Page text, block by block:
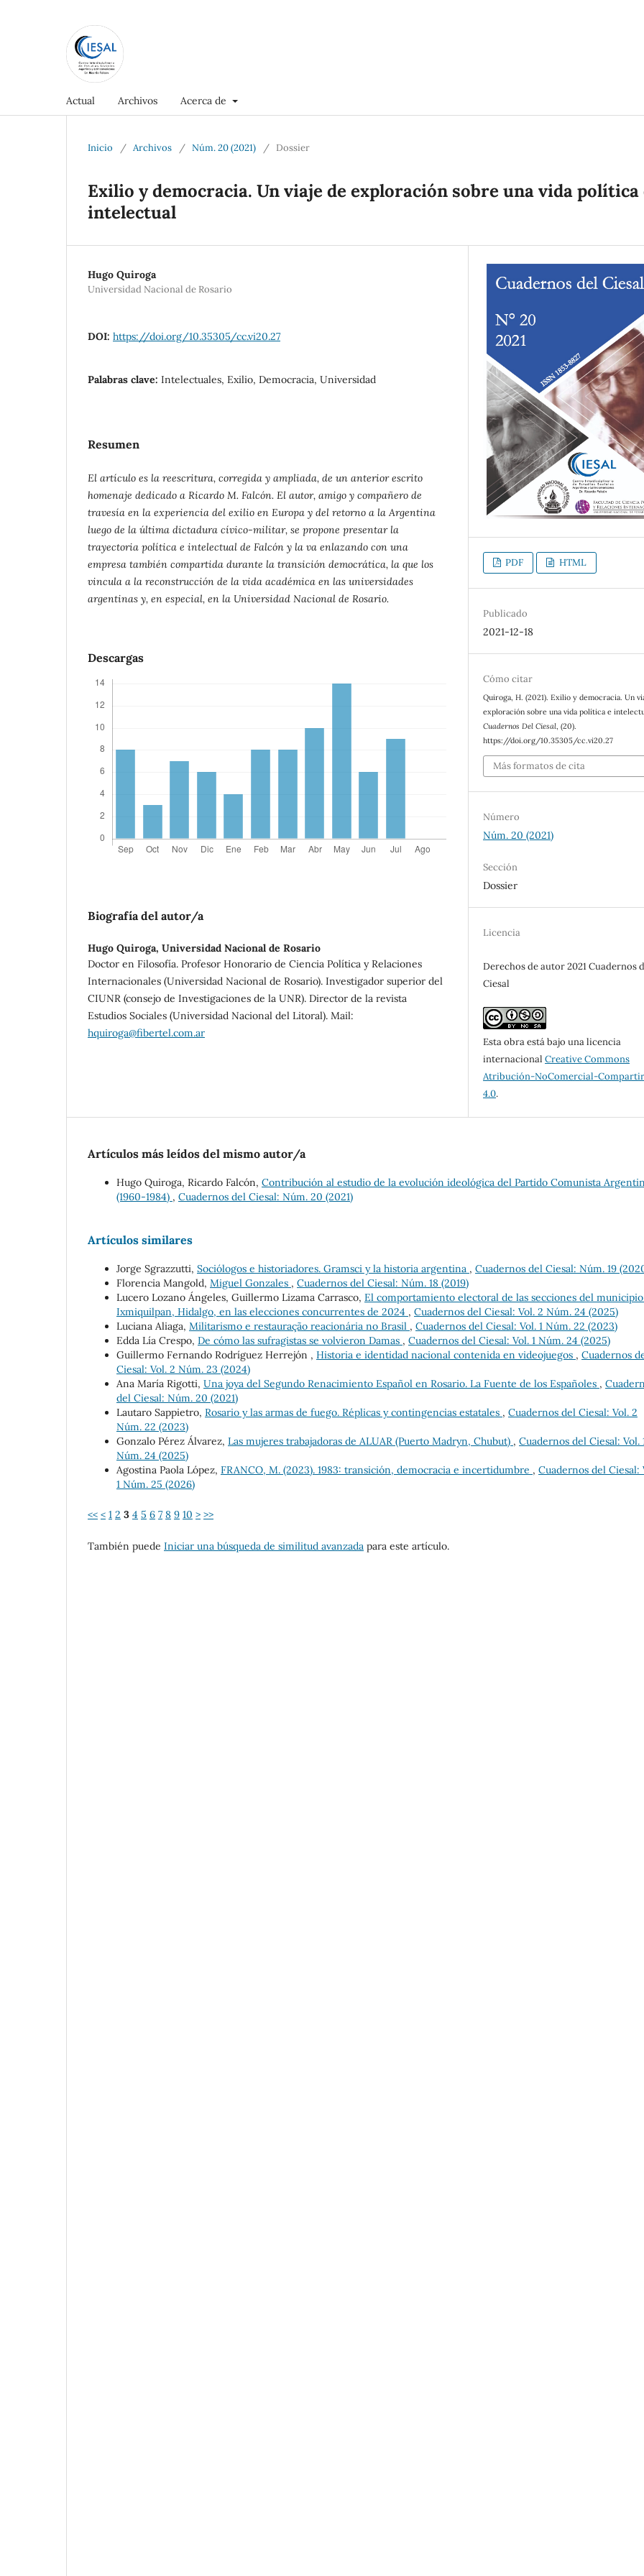
Actual Archivos Acerca de
Inicio / Archivos / Núm. 20 (2021) / Dossier
Exilio y democracia. Un viaje de exploración sobre una vida política
intelectual
Hugo Quiroga
Universidad Nacional de Rosario
DOI: https://doi.org/10.35305/cc.vi20.27
Palabras clave: Intelectuales, Exilio, Democracia, Universidad
Resumen
El artículo es la reescritura, corregida y ampliada, de un anterior escrito
homenaje dedicado a Ricardo M. Falcón. El autor, amigo y compañero de
travesía en la experiencia del exilio en Europa y del retorno a la Argentina
luego de la última dictadura cívico-militar, se propone presentar la
trayectoria política e intelectual de Falcón y la va enlazando con una
empresa también compartida durante la transición democrática, la que los
vincula a la reconstrucción de la vida académica en las universidades
argentinas y, en especial, en la Universidad Nacional de Rosario.
Descargas
Biografía del autor/a
Hugo Quiroga, Universidad Nacional de Rosario
Doctor en Filosofía. Profesor Honorario de Ciencia Política y Relaciones
Internacionales (Universidad Nacional de Rosario). Investigador superior del
CIUNR (consejo de Investigaciones de la UNR). Director de la revista
Estudios Sociales (Universidad Nacional del Litoral). Mail:
hquiroga@fibertel.com.ar
PDF HTML
Publicado
2021-12-18
Cómo citar
Quiroga, H. (2021). Exilio y democracia. Un
exploración sobre una vida política e
Cuadernos Del Ciesal, (20).
https://doi.org/10.35305/cc.vi20.27
Más formatos de cita
Número
Núm. 20 (2021)
Sección
Dossier
Licencia
Derechos de autor 2021 Cuadernos
Ciesal
Esta obra está bajo una licencia
internacionalCreative Commons
Atribución-NoComercial-
4.0.
Artículos más leídos del mismo autor/a
Hugo Quiroga, Ricardo Falcón, Contribución al estudio de la evolución ideológica del Partido Comunista
(1960-1984) , Cuadernos del Ciesal: Núm. 20 (2021)
Artículos similares
Jorge Sgrazzutti, Sociólogos e historiadores. Gramsci y la historia argentina , Cuadernos del Ciesal: Núm. 19
Florencia Mangold, Miguel Gonzales , Cuadernos del Ciesal: Núm. 18 (2019)
Lucero Lozano Ángeles, Guillermo Lizama Carrasco, El comportamiento electoral de las secciones del
Ixmiquilpan, Hidalgo, en las elecciones concurrentes de 2024 , Cuadernos del Ciesal: Vol. 2 Núm. 24 (2025)
Luciana Aliaga, Militarismo e restauração reacionária no Brasil , Cuadernos del Ciesal: Vol. 1 Núm. 22 (2023)
Edda Lía Crespo, De cómo las sufragistas se volvieron Damas , Cuadernos del Ciesal: Vol. 1 Núm. 24 (2025)
Guillermo Fernando Rodríguez Herrejón , Historia e identidad nacional contenida en videojuegos , Cuadernos
Ciesal: Vol. 2 Núm. 23 (2024)
Ana María Rigotti, Una joya del Segundo Renacimiento Español en Rosario. La Fuente de los Españoles ,
del Ciesal: Núm. 20 (2021)
Lautaro Sappietro, Rosario y las armas de fuego. Réplicas y contingencias estatales , Cuadernos del Ciesal: Vol. 2
Núm. 22 (2023)
Gonzalo Pérez Álvarez, Las mujeres trabajadoras de ALUAR (Puerto Madryn, Chubut) , Cuadernos del Ciesal: Vol.
Núm. 24 (2025)
Agostina Paola López, FRANCO, M. (2023). 1983: transición, democracia e incertidumbre , Cuadernos del Ciesal:
1 Núm. 25 (2026)
<< < 1 2 3 4 5 6 7 8 9 10 > >>
También puede Iniciar una búsqueda de similitud avanzada para este artículo.